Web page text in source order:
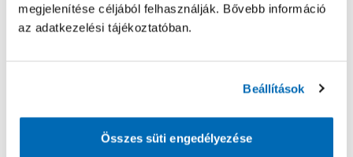
megjelenítése céljából felhasználják. Bővebb információ
az adatkezelési tájékoztatóban.
Beállítások
Összes süti engedélyezése